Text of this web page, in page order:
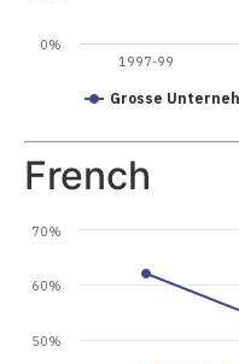
Grosse
1997-99
0%
French
50%
60%
70%